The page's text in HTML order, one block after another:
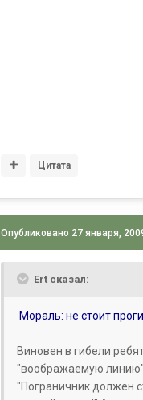
Цитата
Опубликовано 27 января,
Ert сказал:
Мораль: не стоит
Виновен в гибели
"воображаемую
"Пограничник должен